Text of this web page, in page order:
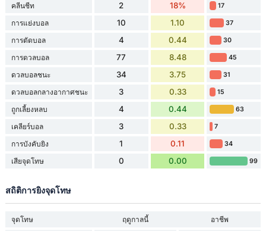
คลีนชีท 2 18% 17
การแย่งบอล 10 1.10 37
การตัดบอล 4 0.44 30
การดวลบอล 77 8.48 45
ดวลบอลชนะ 34 3.75 31
ดวลบอลกลางอากาศชนะ 3 0.33 15
ถูกเลี้ยงหลบ 4 0.44 63
เคลียร์บอล 3 0.33 7
การบังคับยิง 1 0.11 34
เสียจุดโทษ 0 0.00 99
สถิติการยิงจุดโทษ
จุดโทษ ฤดูกาลนี้
อาชีพ